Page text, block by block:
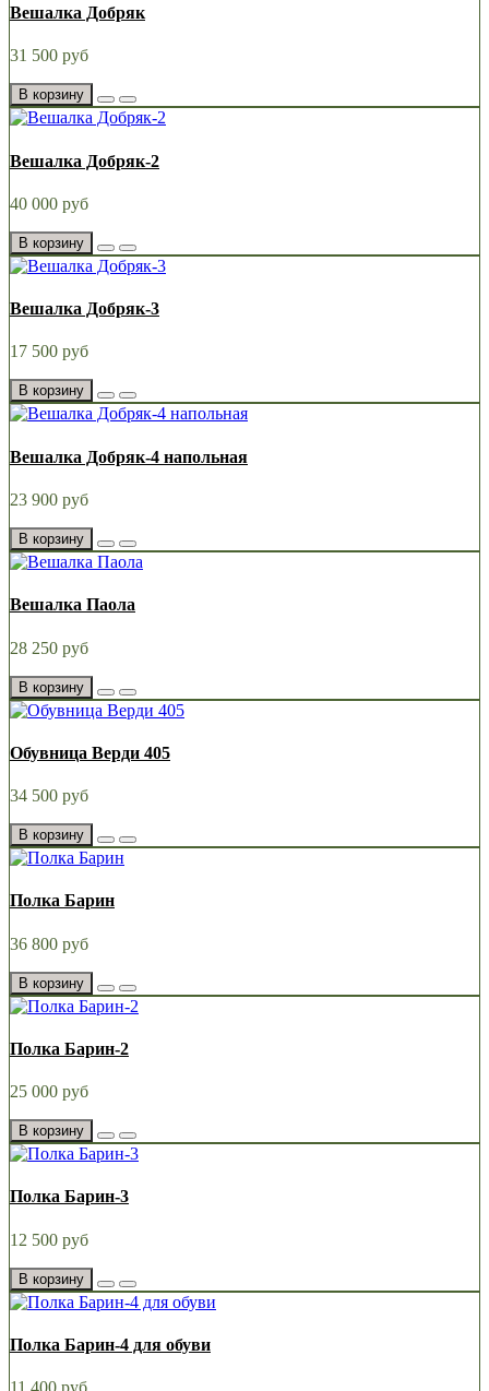
Вешалка Добряк
31 500 руб
В корзину
Вешалка Добряк-2
40 000 руб
В корзину
Вешалка Добряк-3
17 500 руб
В корзину
Вешалка Добряк-4 напольная
23 900 руб
В корзину
Вешалка Паола
28 250 руб
В корзину
Обувница Верди 405
34 500 руб
В корзину
Полка Барин
36 800 руб
В корзину
Полка Барин-2
25 000 руб
В корзину
Полка Барин-3
12 500 руб
В корзину
Полка Барин-4 для обуви